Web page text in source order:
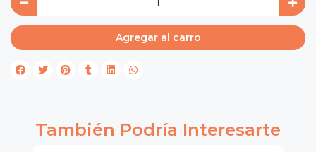
Agregar al carro
También Podría Interesarte